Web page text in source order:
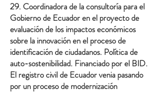
29. Coordinadora de la consultoría para el
Gobierno de Ecuador en el proyecto de
evaluación de los impactos económicos
sobre la innovación en el proceso de
identificación de ciudadanos. Política de
auto-sostenibilidad. Financiado por el BID.
El registro civil de Ecuador venia pasando
por un proceso de modernización